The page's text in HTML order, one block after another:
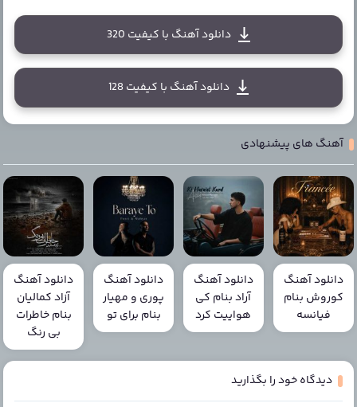
دانلود آهنگ با کیفیت 320
دانلود آهنگ با کیفیت 128
آهنگ های پیشنهادی
دانلود آهنگ
کوروش بنام
فیانسه
دانلود آهنگ
آراد بنام کی
هواییت کرد
دانلود آهنگ
پوری و مهیار
بنام برای تو
دانلود آهنگ
آزاد کمالیان
بنام خاطرات
بی رنگ
دیدگاه خود را بگذارید